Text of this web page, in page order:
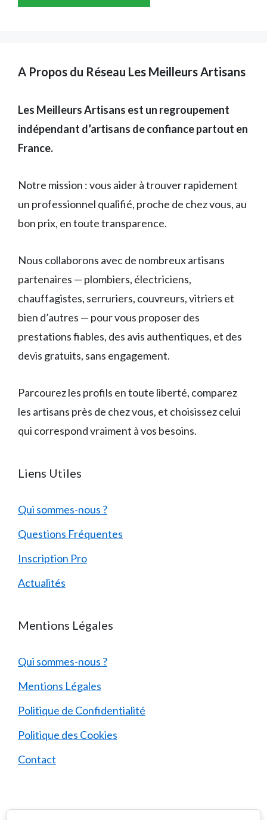
A Propos du Réseau Les Meilleurs Artisans
Les Meilleurs Artisans est un regroupement
indépendant d’artisans de confiance partout en
France.
Notre mission : vous aider à trouver rapidement
un professionnel qualifié, proche de chez vous, au
bon prix, en toute transparence.
Nous collaborons avec de nombreux artisans
partenaires — plombiers, électriciens,
chauffagistes, serruriers, couvreurs, vitriers et
bien d’autres — pour vous proposer des
prestations fiables, des avis authentiques, et des
devis gratuits, sans engagement.
Parcourez les profils en toute liberté, comparez
les artisans près de chez vous, et choisissez celui
qui correspond vraiment à vos besoins.
Liens Utiles
Qui sommes-nous ?
Questions Fréquentes
Inscription Pro
Actualités
Mentions Légales
Qui sommes-nous ?
Mentions Légales
Politique de Confidentialité
Politique des Cookies
Contact